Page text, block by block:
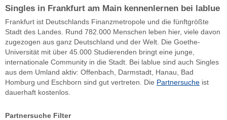
Singles in Frankfurt am Main kennenlernen bei lablue
Frankfurt ist Deutschlands Finanzmetropole und die fünftgrößte
Stadt des Landes. Rund 782.000 Menschen leben hier, viele davon
zugezogen aus ganz Deutschland und der Welt. Die Goethe-
Universität mit über 45.000 Studierenden bringt eine junge,
internationale Community in die Stadt. Bei lablue sind auch Singles
aus dem Umland aktiv: Offenbach, Darmstadt, Hanau, Bad
Homburg und Eschborn sind gut vertreten. Die Partnersuche ist
dauerhaft kostenlos.
Partnersuche Filter